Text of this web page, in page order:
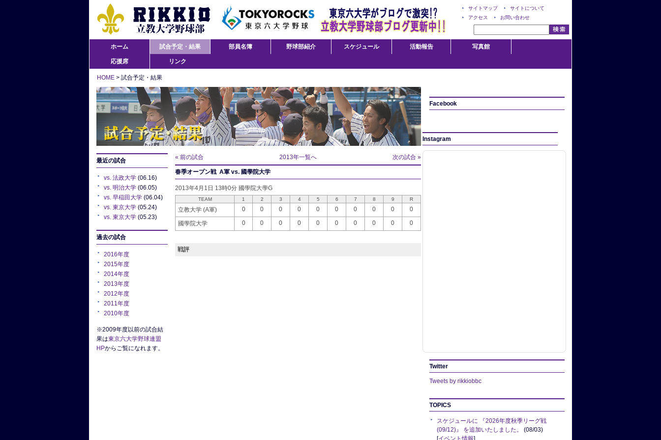
サイトマップ
サイトについて
アクセス
お問い合わせ
ホーム 試合予定・結果 部員名簿 野球部紹介 スケジュール 活動報告 写真館
応援席 リンク
HOME > 試合予定・結果
最近の試合
vs. 法政大学 (06.16)
vs. 明治大学 (06.05)
vs. 早稲田大学 (06.04)
vs. 東京大学 (05.24)
vs. 東京大学 (05.23)
過去の試合
2016年度
2015年度
2014年度
2013年度
2012年度
2011年度
2010年度
※2009年度以前の試合結
果は東京六大学野球連盟
HPからご覧になれます。
« 前の試合 2013年一覧へ 次の試合 »
春季オープン戦 A軍 vs. 國學院大学
2013年4月1日 13時0分 國學院大學G
TEAM 1 2 3 4 5 6 7 8 9 R
立教大学 (A軍) 0 0 0 0 0 0 0 0 0 0
國學院大学 0 0 0 0 0 0 0 0 0 0
戦評
Facebook
Instagram
Twitter
Tweets by rikkiobbc
TOPICS
スケジュールに 『2026年度秋季リーグ戦
(09/12)』 を追加いたしました。 (08/03)
[イベント情報]